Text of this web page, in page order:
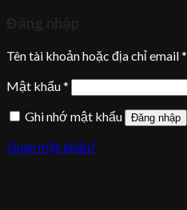
Tên tài khoản hoặc địa chỉ email*
Mật khẩu*
Ghi nhớ mật khẩu
Đăng nhập
Quên mật khẩu?